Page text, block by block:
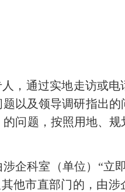
，通过实地走访或电
以及领导调研指出的
问题，按照用地、
企科室（单位）“立
他市直部门的，由涉